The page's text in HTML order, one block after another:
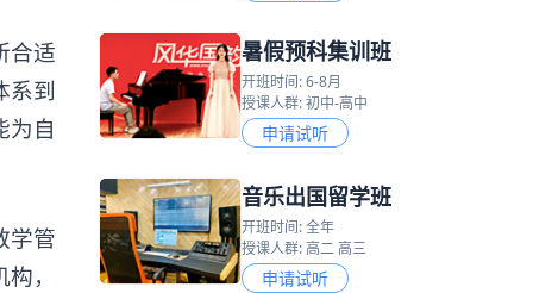
合适
系到
为自
学管
，
暑假预科集训班
开班时间: 6-8月
授课人群: 初中-高中
申请试听
音乐出国留学班
开班时间: 全年
授课人群: 高二 高三
申请试听